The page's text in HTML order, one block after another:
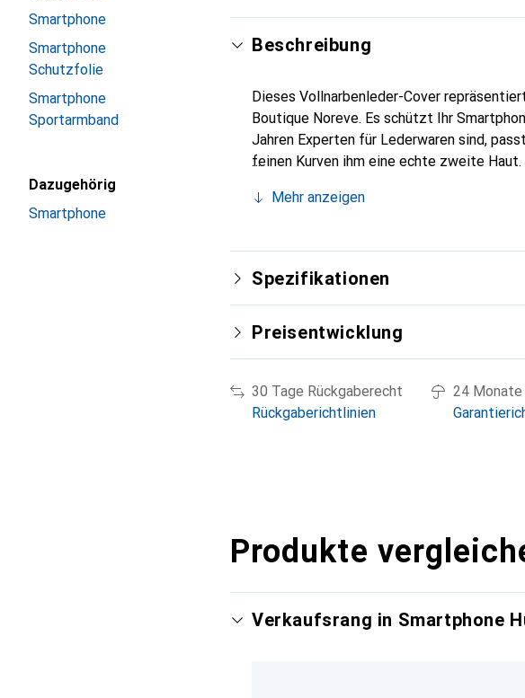
Smartphone
Smartphone
Schutzfolie
Smartphone
Sportarmband
Dazugehörig
Smartphone
Beschreibung
Dieses Vollnarbenleder-Cover
Boutique Noreve. Es schützt Ihr
Jahren Experten für Lederwaren sind,
feinen Kurven ihm eine echte zweite
Wahl für eine anspruchsvolle Kundschaft.
Mehr anzeigen
Spezifikationen
Preisentwicklung
30 Tage Rückgaberecht
Rückgaberichtlinien
24 Monate
Produkte
Verkaufsrang in Smartphone